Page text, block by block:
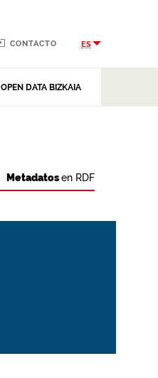
OPEN DATA BIZKAIA
CONTACTO ES
Metadatosen RDF